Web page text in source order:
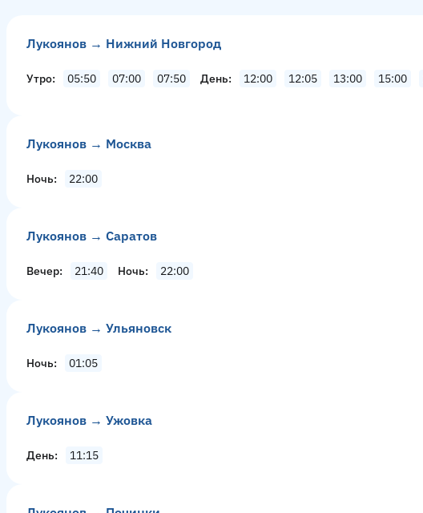
Лукоянов → Нижний Новгород
Утро 05:50 07:00 07:50 День 12:00 12:05 13:00 15:00
Лукоянов → Москва
Ночь 22:00
Лукоянов → Саратов
Вечер 21:40 Ночь 22:00
Лукоянов → Ульяновск
Ночь 01:05
Лукоянов → Ужовка
День 11:15